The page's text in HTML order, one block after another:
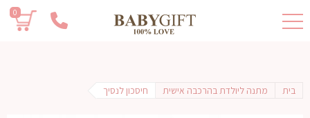
0
בית מתנה ליולדת בהרכבה אישית חיסכון לנסיך